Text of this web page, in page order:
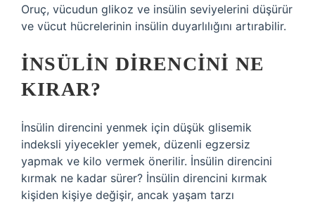
Oruç, vücudun glikoz ve insülin seviyelerini düşürür
ve vücut hücrelerinin insülin duyarlılığını artırabilir.
İNSÜLIN DIRENCINI NE
KIRAR?
İnsülin direncini yenmek için düşük glisemik
indeksli yiyecekler yemek, düzenli egzersiz
yapmak ve kilo vermek önerilir. İnsülin direncini
kırmak ne kadar sürer? İnsülin direncini kırmak
kişiden kişiye değişir, ancak yaşam tarzı